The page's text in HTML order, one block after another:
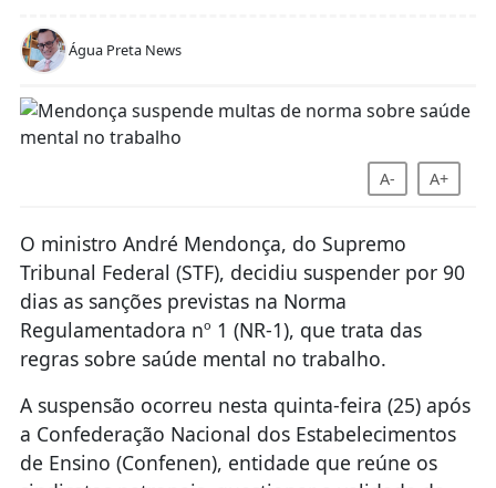
Água Preta News
A- A+
O ministro André Mendonça, do Supremo
Tribunal Federal (STF), decidiu suspender por 90
dias as sanções previstas na Norma
Regulamentadora nº 1 (NR-1), que trata das
regras sobre saúde mental no trabalho.
A suspensão ocorreu nesta quinta-feira (25) após
a Confederação Nacional dos Estabelecimentos
de Ensino (Confenen), entidade que reúne os